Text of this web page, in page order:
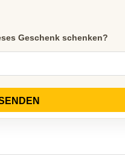
Geschenk schenken?